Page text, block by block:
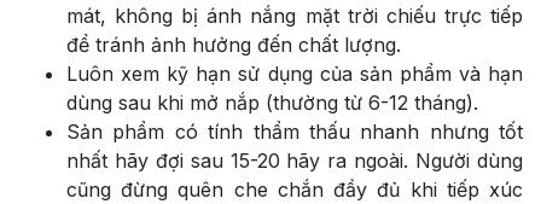
mát, không bị ánh nắng mặt trời chiếu trực tiếp
để tránh ảnh hưởng đến chất lượng.
Luôn xem kỹ hạn sử dụng của sản phẩm và hạn
dùng sau khi mở nắp (thường từ 6-12 tháng).
Sản phẩm có tính thẩm thấu nhanh nhưng tốt
nhất hãy đợi sau 15-20 hãy ra ngoài. Người dùng
cũng đừng quên che chắn đầy đủ khi tiếp xúc